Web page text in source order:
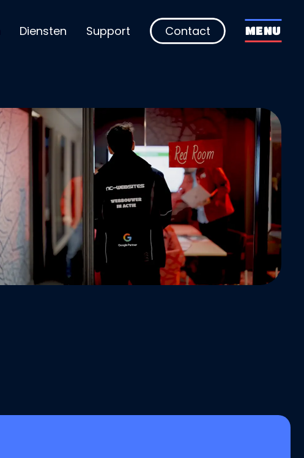
Diensten Support Contact MENU